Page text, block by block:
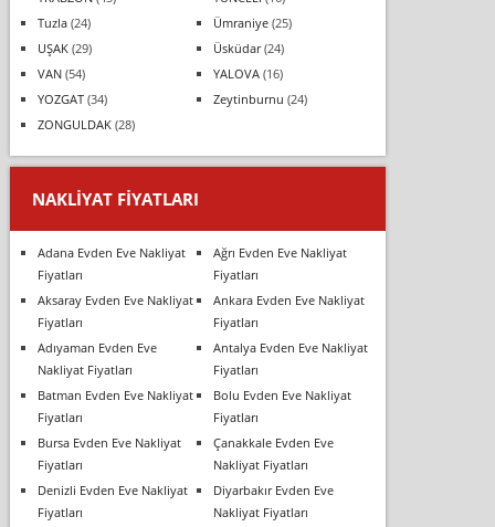
Tuzla(24) Ümraniye(25)
UŞAK(29) Üsküdar(24)
VAN(54) YALOVA(16)
YOZGAT(34) Zeytinburnu (24)
ZONGULDAK(28)
NAKLIYAT FIYATLARI
Adana Evden Eve Nakliyat
Fiyatları
Ağrı Evden Eve Nakliyat
Fiyatları
Aksaray Evden Eve Nakliyat
Fiyatları
Ankara Evden Eve Nakliyat
Fiyatları
Adıyaman Evden Eve
Nakliyat Fiyatları
Antalya Evden Eve Nakliyat
Fiyatları
Batman Evden Eve Nakliyat
Fiyatları
Bolu Evden Eve Nakliyat
Fiyatları
Bursa Evden Eve Nakliyat
Fiyatları
Çanakkale Evden Eve
Nakliyat Fiyatları
Denizli Evden Eve Nakliyat
Fiyatları
Diyarbakır Evden Eve
Nakliyat Fiyatları